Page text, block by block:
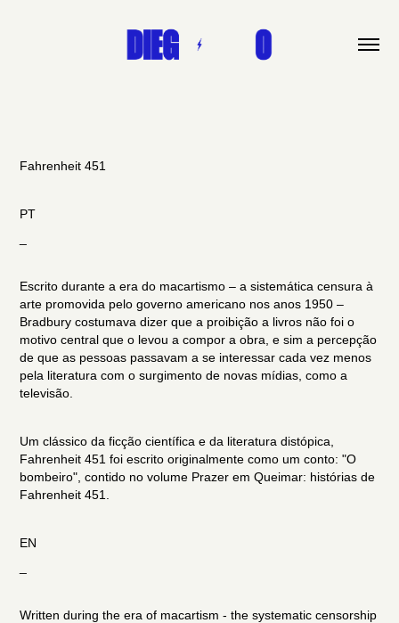
Fahrenheit 451
PT
Escrito durante a era do macartismo – a sistemática censura à
arte promovida pelo governo americano nos anos 1950 –
Bradbury costumava dizer que a proibição a livros não foi o
motivo central que o levou a compor a obra, e sim a percepção
de que as pessoas passavam a se interessar cada vez menos
pela literatura com o surgimento de novas mídias, como a
televisão.
Um clássico da ficção científica e da literatura distópica,
Fahrenheit 451 foi escrito originalmente como um conto: "O
bombeiro", contido no volume Prazer em Queimar: histórias de
Fahrenheit 451.
EN
Written during the era of macartism - the systematic censorship